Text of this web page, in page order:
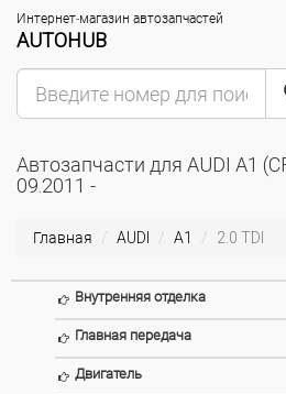
Интернет-магазин автозапчастей
AUTOHUB
Автозапчасти для AUDI A1
09.2011 -
Главная AUDI A1 2.0 TDI
Внутренняя отделка
Главная передача
Двигатель